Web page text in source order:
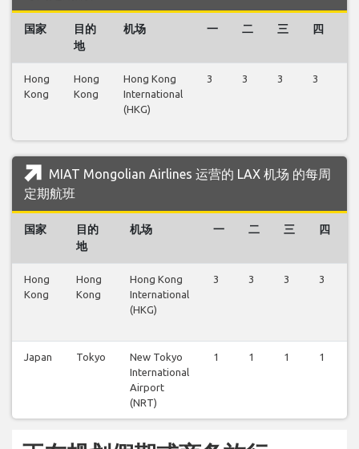
国家
目的
地
机场 一 二 三 四
Hong
Kong
Hong
Kong
Hong Kong
International
(HKG)
3 3 3 3
MIAT Mongolian Airlines 运营的 LAX 机场 的每周
定期航班
国家
目的
地
机场 一 二 三 四
Hong
Kong
Hong
Kong
Hong Kong
International
(HKG)
3 3 3 3
Japan Tokyo
New Tokyo
International
Airport
(NRT)
1 1 1 1